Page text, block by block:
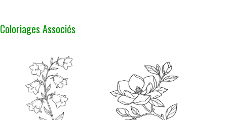
Coloriages Associés